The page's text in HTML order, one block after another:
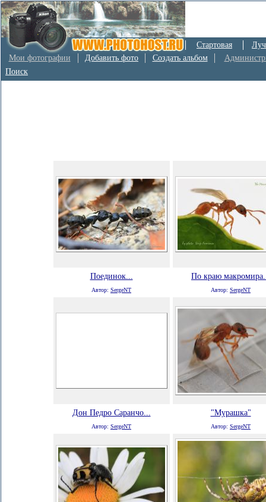
Стартовая
Мои фотографии
Добавить фото Создать альбом
Поиск
Поединок... По краю
Автор: SergeNT Автор: SergeNT
Дон Педро Саранчо... "Мурашка"
Автор: SergeNT Автор: SergeNT